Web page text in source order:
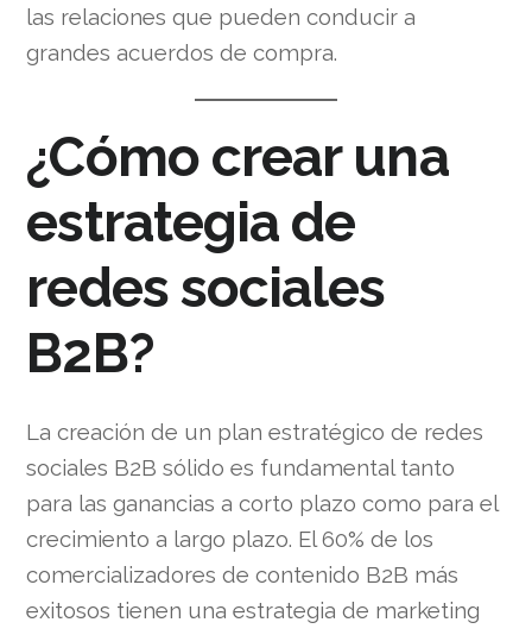
las relaciones que pueden conducir a
grandes acuerdos de compra.
¿Cómo crear una
estrategia de
redes sociales
B2B?
La creación de un plan estratégico de redes
sociales B2B sólido es fundamental tanto
para las ganancias a corto plazo como para el
crecimiento a largo plazo. El 60% de los
comercializadores de contenido B2B más
exitosos tienen una estrategia de marketing